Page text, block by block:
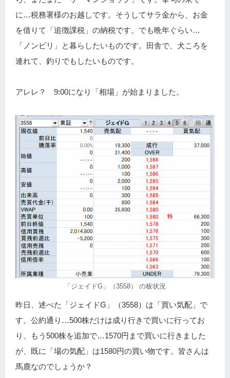
に…税務署様のお越しです。そうしてサラ金から、お金
を借りて「追徴課税」の納税です。でも晩年ぐらい…
「ノンビリ」と暮らしたいものです。田舎で、犬ころを
連れて、釣りでもしたいものです。
アレレ？ 9:00になり「相場」が始まりました。
「ジェイドG」（3558） の板状況
昨日、述べた「ジェイドG」（3558）は「買い気配」で
す。公約通り…500株だけは成り行きで買いに行ってお
り、もう500株を追加で…1570円まで買いに行きました
が、既に「場の気配」は1580円の買い物です。皆さんは
馬鹿なのでしょうか？